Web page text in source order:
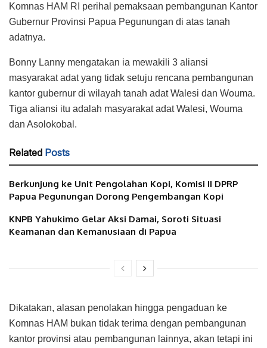
Komnas HAM RI perihal pemaksaan pembangunan Kantor
Gubernur Provinsi Papua Pegunungan di atas tanah
adatnya.
Bonny Lanny mengatakan ia mewakili 3 aliansi
masyarakat adat yang tidak setuju rencana pembangunan
kantor gubernur di wilayah tanah adat Walesi dan Wouma.
Tiga aliansi itu adalah masyarakat adat Walesi, Wouma
dan Asolokobal.
Related Posts
Berkunjung ke Unit Pengolahan Kopi, Komisi II DPRP
Papua Pegunungan Dorong Pengembangan Kopi
KNPB Yahukimo Gelar Aksi Damai, Soroti Situasi
Keamanan dan Kemanusiaan di Papua
Dikatakan, alasan penolakan hingga pengaduan ke
Komnas HAM bukan tidak terima dengan pembangunan
kantor provinsi atau pembangunan lainnya, akan tetapi ini